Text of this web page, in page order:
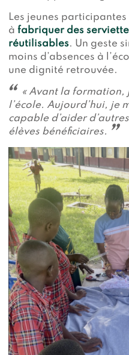
Les jeunes
à fabriquer des
réutilisables. Un geste
moins d’absences à
une dignité retrouvée.
« Avant la formation,
l’école. Aujourd’hui, je
capable d’aider
élèves bénéficiaires.